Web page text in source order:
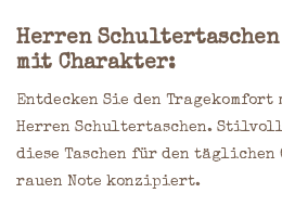
Herren
mit Charakter:
Entdecken Sie den
Herren Schultertaschen.
diese Taschen für den täglichen
rauen Note konzipiert.